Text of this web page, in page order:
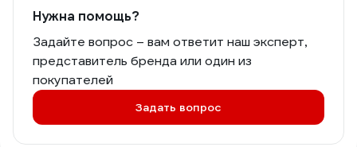
Нужна помощь?
Задайте вопрос – вам ответит наш эксперт,
представитель бренда или один из
покупателей
Задать вопрос